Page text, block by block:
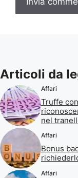
Articoli da
Affari
Truffe
nel
Affari
Bonus
Affari